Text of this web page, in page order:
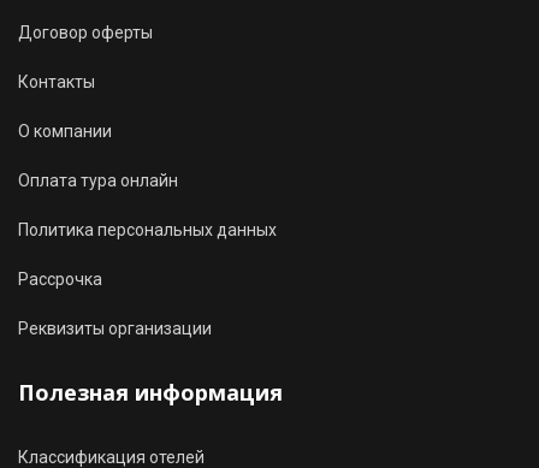
Договор оферты
Контакты
О компании
Оплата тура онлайн
Политика персональных данных
Рассрочка
Реквизиты организации
Полезная информация
Классификация отелей